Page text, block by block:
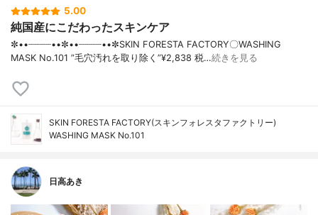
5.00
純国産にこだわったスキンケア
✼••┈┈┈┈••✼••┈┈┈┈••✼SKIN FORESTA FACTORY〇WASHING
MASK No.101 ”毛穴汚れを取り除く”¥2,838 税…続きを見る
SKIN FORESTA FACTORY(スキンフォレスタファクトリー)
WASHING MASK No.101
日高あき